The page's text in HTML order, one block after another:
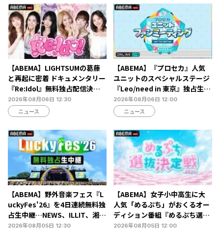
トーク
【ABEMA】LIGHTSUMの葛藤
と再起に密着 ドキュメンタリー
『Re:Idol』無料独占配信決
定…デビュー6年目の壁と2年間
の空白期に迫る
2026年08月06日 12:30
ニュース
【ABEMA】『プロセカ』人気
ユニットのスペシャルステージ
『Leo/need in 東京』独占生放
送決定…ショートライブや生ア
フレコも
2026年08月06日 12:00
ニュース
【ABEMA】野外音楽フェス『L
uckyFes'26』を4日連続無料独
占生中継…NEWS、ILLIT、湘南
乃風ら60組以上が集結
2026年08月05日 12:30
【ABEMA】女子小中高生に大
人気「めるぷち」がおくるオー
ディション番組『めるぷち選抜
決定戦2026』の生配信が決定
2026年08月05日 12:00